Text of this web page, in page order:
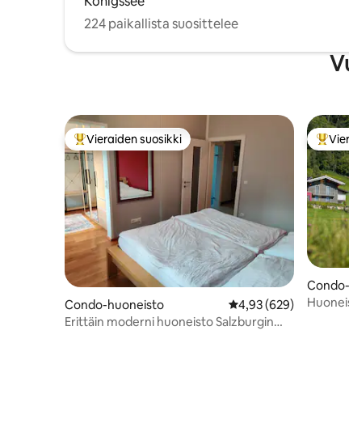
224 paikallista suosittelee
Vieraiden suosikkien parhaimmistoa
Vieraiden suosikki
Condo-huoneisto Keskimääräinen
4,93 (629)
Erittäin moderni huoneisto Salzburgin